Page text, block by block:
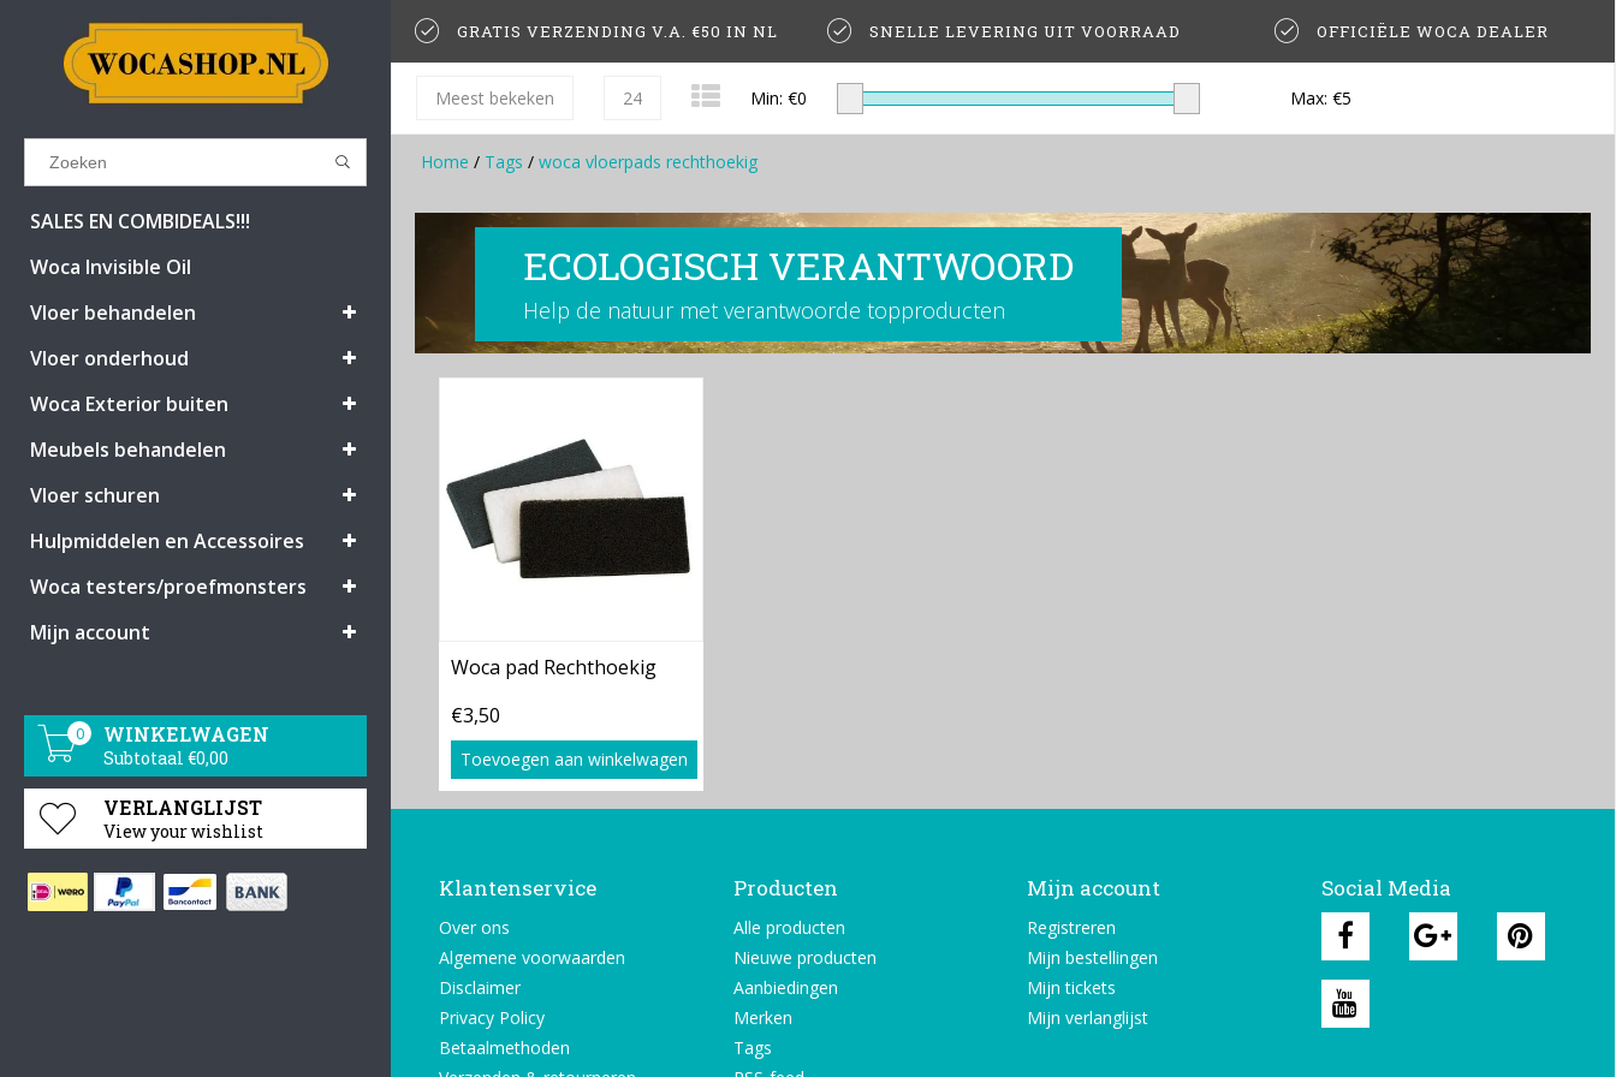
Results found
BEKIJK ALLE RESULTATEN
GA TERUG
SALES EN COMBIDEALS!!!
Woca Invisible Oil
Vloer behandelen
Vloer onderhoud
Woca Exterior buiten
Meubels behandelen
Vloer schuren
Hulpmiddelen en Accessoires
Woca testers/proefmonsters
Mijn account
0 WINKELWAGEN
Subtotaal €0,00
VERLANGLIJST
View your wishlist
GRATIS VERZENDING V.A. €50 IN NL SNELLE LEVERING UIT VOORRAAD OFFICIËLE WOCA DEALER
Meest bekeken 24 Min: €0 Max: €5
Home / Tags / woca vloerpads rechthoekig
ECOLOGISCH VERANTWOORD
Help de natuur met verantwoorde topproducten
Woca pad Rechthoekig
€3,50
Toevoegen aan winkelwagen
Klantenservice
Over ons
Algemene voorwaarden
Disclaimer
Privacy Policy
Betaalmethoden
Producten
Alle producten
Nieuwe producten
Aanbiedingen
Merken
Tags
Mijn account
Registreren
Mijn bestellingen
Mijn tickets
Mijn verlanglijst
Social Media